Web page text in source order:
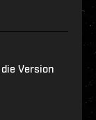
Version